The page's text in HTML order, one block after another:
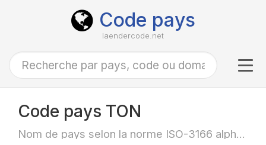
Code pays
laendercode.net
Code pays TON
Nom de pays selon la norme ISO-3166 alpha-3